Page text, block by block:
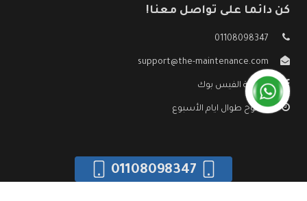
كن دائما على تواصل معنا!
01108098347
support@the-maintenance.com
صفحة الفيس بوك
مفتوح طوال ايام الأسبوع
01108098347